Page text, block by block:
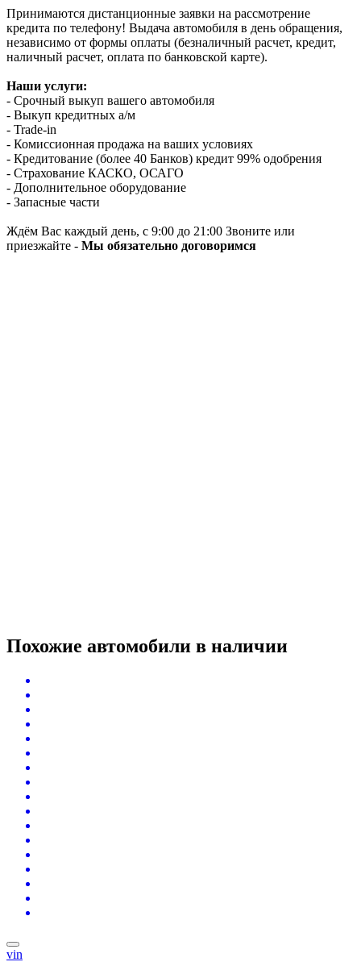
Принимаются дистанционные заявки на рассмотрение
кредита по телефону! Выдача автомобиля в день обращения,
независимо от формы оплаты (безналичный расчет, кредит,
наличный расчет, оплата по банковской карте).
Наши услуги:
- Срочный выкуп вашего автомобиля
- Выкуп кредитных а/м
- Trade-in
- Комиссионная продажа на ваших условиях
- Кредитование (более 40 Банков) кредит 99% одобрения
- Страхование КАСКО, ОСАГО
- Дополнительное оборудование
- Запасные части
Ждём Вас каждый день, с 9:00 до 21:00 Звоните или
приезжайте - Мы обязательно договоримся
Похожие автомобили в наличии
vin